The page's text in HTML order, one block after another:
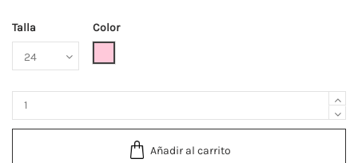
Talla
Color
Añadir al carrito